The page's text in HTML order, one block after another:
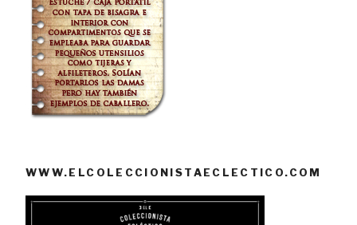
WWW.ELCOLECCIONISTAECLECTICO.COM